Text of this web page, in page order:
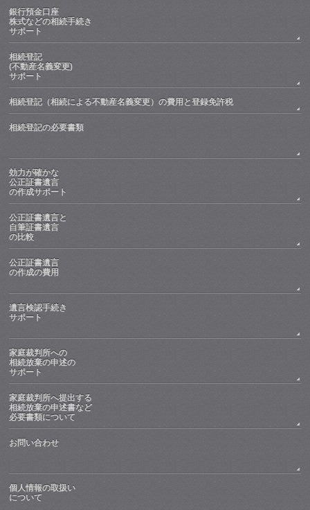
銀行預金口座
株式などの相続手続き
サポート
相続登記
(不動産名義変更)
サポート
相続登記（相続による不動産名義変更）の費用と登録免許税
相続登記の必要書類
効力が確かな
公正証書遺言
の作成サポート
公正証書遺言と
自筆証書遺言
の比較
公正証書遺言
の作成の費用
遺言検認手続き
サポート
家庭裁判所への
相続放棄の申述の
サポート
家庭裁判所へ提出する
相続放棄の申述書など
必要書類について
お問い合わせ
個人情報の取扱い
について